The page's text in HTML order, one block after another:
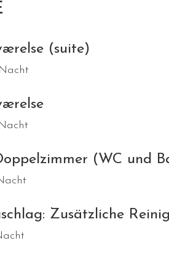
(suite)
(WC und
Zusätzliche